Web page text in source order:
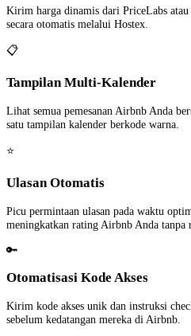
Kirim harga dinamis dari PriceLabs
secara otomatis melalui Hostex.
📋
Tampilan Multi-Kalender
Lihat semua pemesanan Airbnb Anda
satu tampilan kalender berkode warna.
⭐
Ulasan Otomatis
Picu permintaan ulasan pada waktu
meningkatkan rating Airbnb Anda tanpa
🔑
Otomatisasi Kode Akses
Kirim kode akses unik dan instruksi
sebelum kedatangan mereka di Airbnb.